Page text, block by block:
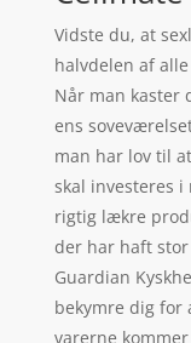
Vidste du, at
halvdelen af
Når man kaster
ens
man har lov til
skal investeres i
rigtig lækre
der har haft
Guardian
bekymre dig for
varerne